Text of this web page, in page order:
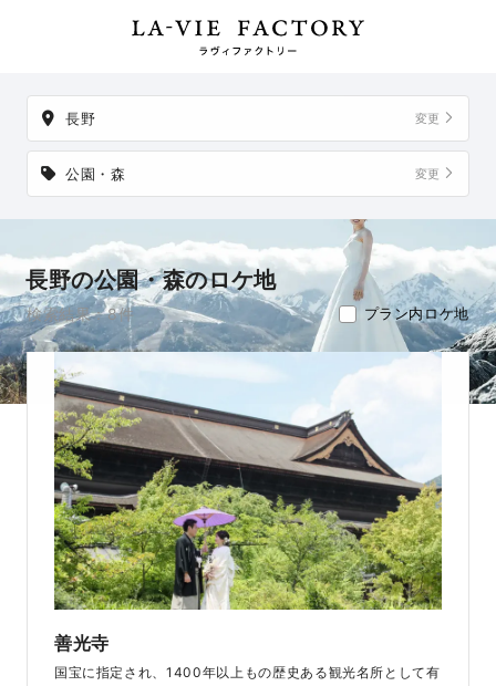
撮影も可能です。
長野 変更
公園・森 変更
長野の公園・森のロケ地
検索結果：8件 プラン内ロケ地
善光寺
国宝に指定され、1400年以上もの歴史ある観光名所として有